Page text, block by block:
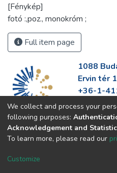
[Fénykép]
fotó :,poz., monokróm ;
Full item page
1088
Ervin tér
+36-1-
https://
We collect and process your
following purposes:
Acknowledgement and
To learn more, please read our
Customize